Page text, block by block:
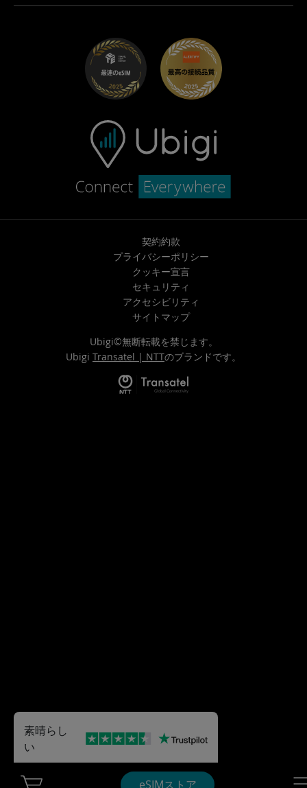
eSIMストア
Maserati向けUbigi
トラブルシューティング
ヘルプセンター
お問い合わせ先
契約約款
プライバシーポリシー
クッキー宣言
セキュリティ
アクセシビリティ
サイトマップ
Ubigi©無断転載を禁じます。
Ubigi Transatel | NTTのブランドです。
素晴らし
い